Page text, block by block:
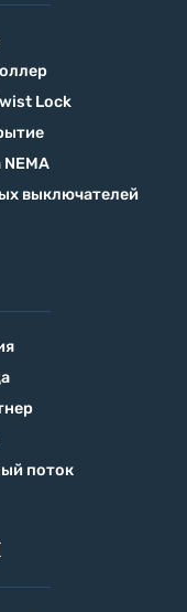
Lock
выключателей
поток